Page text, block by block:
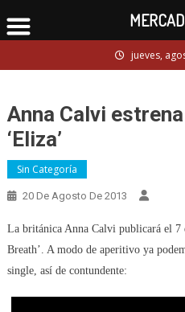
to
jueves,
Anna Calvi
‘Eliza’
Sin Categoría
20 De Agosto De 2013
La británica Anna Calvi publicará el 7
Breath’. A modo de aperitivo ya
single, así de contundente: